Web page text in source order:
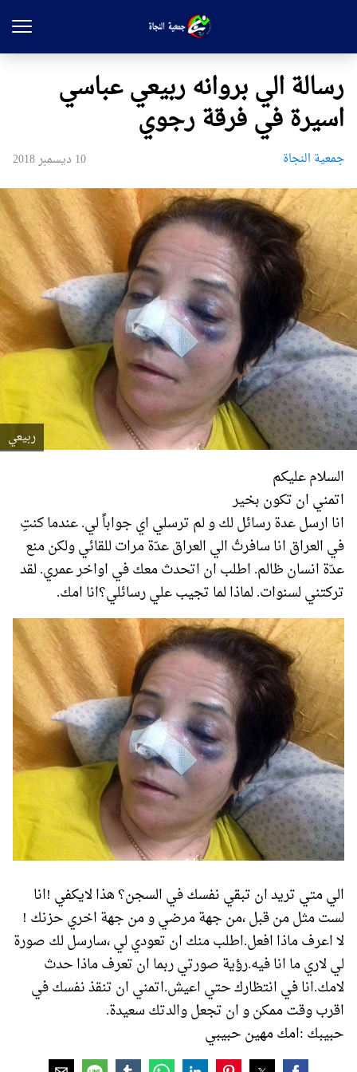
رسالة الي بروانه ربيعي عباسي
اسيرة في فرقة رجوي
جمعیة النجاة 10 ديسمبر 2018
ربيعي
السلام عليكم
اتمني ان تكون بخير
انا ارسل عدة رسائل لك و لم ترسلي اي جواباً لي. عندما كنتِ
في العراق انا سافرتُ الي العراق عدّة مرات للقائي ولكن منع
عدّة انسان ظالم. اطلب ان اتحدث معك في اواخر عمري. لقد
تركتني لسنوات. لماذا لما تجيب علي رسائلي؟انا امك.
الي متي تريد ان تبقي نفسك في السجن؟ هذا لايكفي !انا
لست مثل من قبل ،من جهة مرضي و من جهة اخري حزنك !
لا اعرف ماذا افعل.اطلب منك ان تعودي لي ،سارسل لك صورة
لي لاري ما انا فيه.رؤية صورتي ربما ان تعرف ماذا حدث
لامك.انا في انتظارك حتي اعيش.اتمني ان تنقذ نفسك في
اقرب وقت ممكن و ان تجعل والدتك سعيدة.
حبيبك :امك مهين حبيبي